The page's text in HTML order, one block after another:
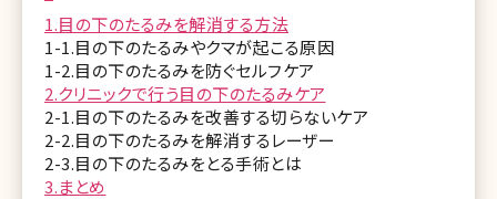
1.目の下のたるみを解消する方法
1-1.目の下のたるみやクマが起こる原因
1-2.目の下のたるみを防ぐセルフケア
2.クリニックで行う目の下のたるみケア
2-1.目の下のたるみを改善する切らないケア
2-2.目の下のたるみを解消するレーザー
2-3.目の下のたるみをとる手術とは
3.まとめ